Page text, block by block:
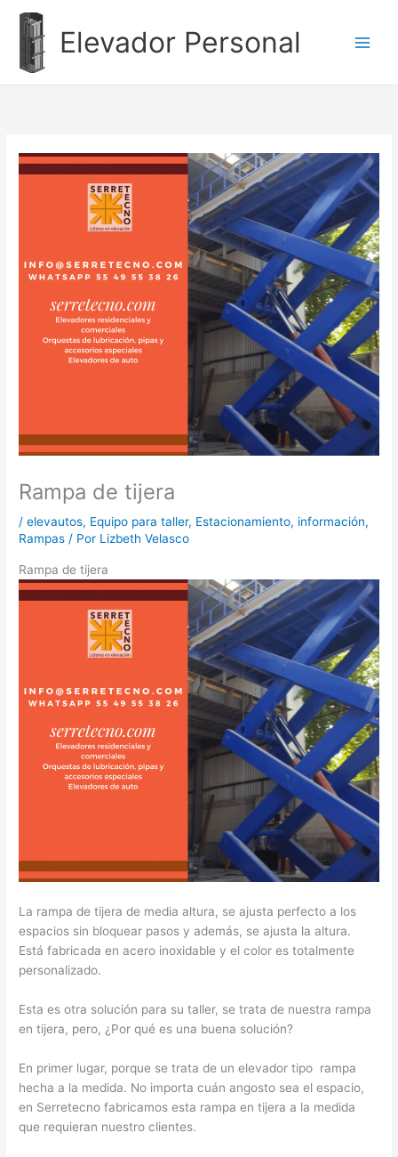
contenido
Elevador Personal
Rampa de tijera
/elevautos, Equipo para taller, Estacionamiento, información,
Rampas / Por Lizbeth Velasco
Rampa de tijera
La rampa de tijera de media altura, se ajusta perfecto a los
espacios sin bloquear pasos y además, se ajusta la altura.
Está fabricada en acero inoxidable y el color es totalmente
personalizado.
Esta es otra solución para su taller, se trata de nuestra rampa
en tijera, pero, ¿Por qué es una buena solución?
En primer lugar, porque se trata de un elevador tipo rampa
hecha a la medida. No importa cuán angosto sea el espacio,
en Serretecno fabricamos esta rampa en tijera a la medida
que requieran nuestro clientes.